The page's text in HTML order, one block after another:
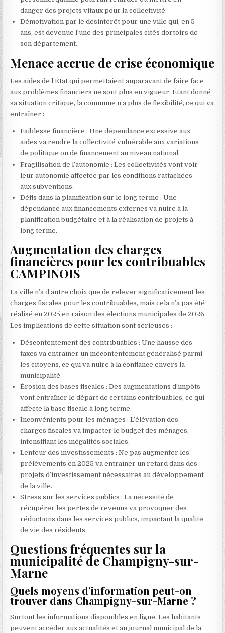
danger des projets vitaux pour la collectivité.
Démotivation par le désintérêt pour une ville qui, en 5
ans, est devenue l’une des principales cités dortoirs de
son département.
Menace accrue de crise économique
Les aides de l’État qui permettaient auparavant de faire face
aux problèmes financiers ne sont plus en vigueur. Étant donné
sa situation critique, la commune n’a plus de flexibilité, ce qui va
entraîner :
Faiblesse financière : Une dépendance excessive aux
aides va rendre la collectivité vulnérable aux variations
de politique ou de financement au niveau national.
Fragilisation de l’autonomie : Les collectivités vont voir
leur autonomie affectée par les conditions rattachées
aux subventions.
Défis dans la planification sur le long terme : Une
dépendance aux financements externes va nuire à la
planification budgétaire et à la réalisation de projets à
long terme.
Augmentation des charges
financières pour les contribuables
CAMPINOIS
La ville n’a d’autre choix que de relever significativement les
charges fiscales pour les contribuables, mais cela n’a pas été
réalisé en 2025 en raison des élections municipales de 2026.
Les implications de cette situation sont sérieuses :
Déscontentement des contribuables : Une hausse des
taxes va entraîner un mécontentement généralisé parmi
les citoyens, ce qui va nuire à la confiance envers la
municipalité.
Érosion des bases fiscales : Des augmentations d’impôts
vont entraîner le départ de certains contribuables, ce qui
affecte la base fiscale à long terme.
Inconvénients pour les ménages : L’élévation des
charges fiscales va impacter le budget des ménages,
intensifiant les inégalités sociales.
Lenteur des investissements : Ne pas augmenter les
prélèvements en 2025 va entraîner un retard dans des
projets d’investissement nécessaires au développement
de la ville.
Stress sur les services publics : La nécessité de
récupérer les pertes de revenus va provoquer des
réductions dans les services publics, impactant la qualité
de vie des résidents.
Questions fréquentes sur la
municipalité de Champigny-sur-
Marne
Quels moyens d’information peut-on
trouver dans Champigny-sur-Marne ?
Surtout les informations disponibles en ligne. Les habitants
peuvent accéder aux actualités et au journal municipal de la